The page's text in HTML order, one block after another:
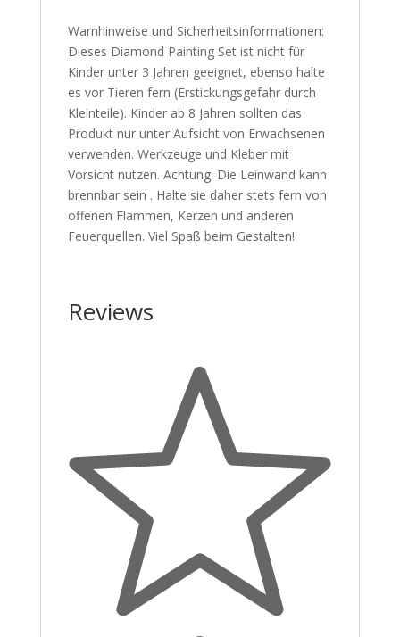
Warnhinweise und Sicherheitsinformationen:
Dieses Diamond Painting Set ist nicht für
Kinder unter 3 Jahren geeignet, ebenso halte
es vor Tieren fern (Erstickungsgefahr durch
Kleinteile). Kinder ab 8 Jahren sollten das
Produkt nur unter Aufsicht von Erwachsenen
verwenden. Werkzeuge und Kleber mit
Vorsicht nutzen. Achtung: Die Leinwand kann
brennbar sein . Halte sie daher stets fern von
offenen Flammen, Kerzen und anderen
Feuerquellen. Viel Spaß beim Gestalten!
Reviews